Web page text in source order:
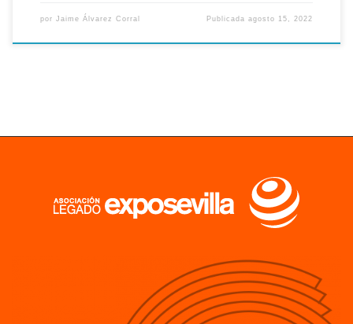
por Jaime Álvarez Corral Publicadaagosto 15, 2022